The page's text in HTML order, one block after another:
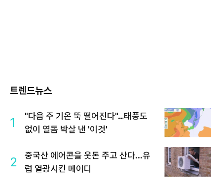
트렌드뉴스
1
"다음 주 기온 뚝 떨어진다"…태풍도
없이 열돔 박살 낸 '이것'
2
중국산 에어콘을 웃돈 주고 산다...유
럽 열광시킨 메이디